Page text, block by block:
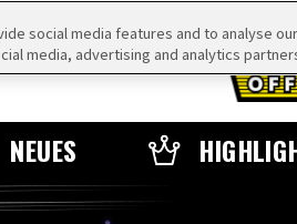
NEUES
social media features and to analyse
media, advertising and analytics